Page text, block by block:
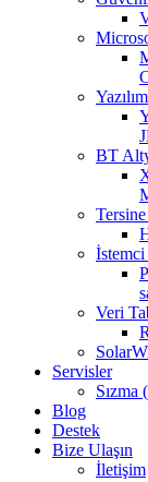
BT
İstemci
Veri
Servisler
Sızma
Blog
Destek
Bize Ulaşın
İletişim